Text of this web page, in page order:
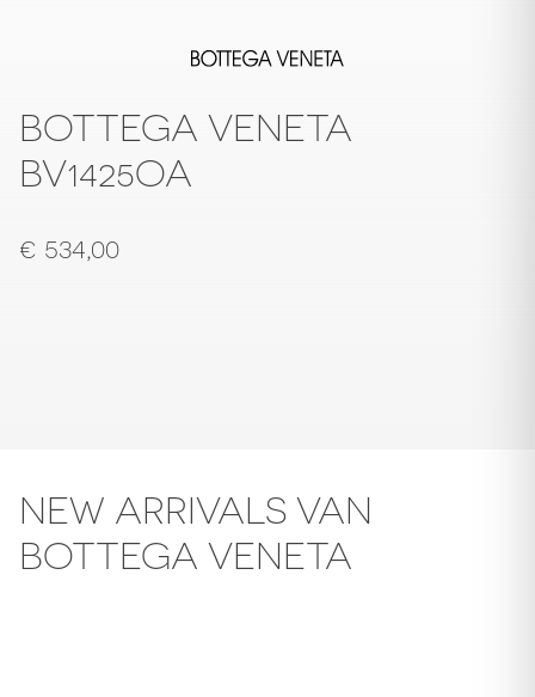
BOTTEGA VENETA
BV1425OA
€ 534,00
NEW ARRIVALS VAN
BOTTEGA VENETA